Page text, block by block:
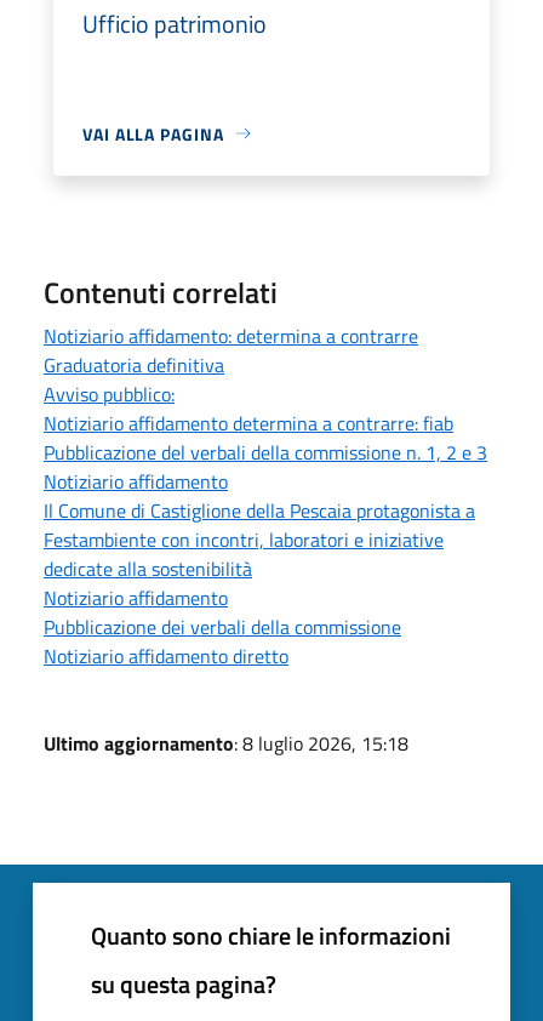
Ufficio patrimonio
VAI ALLA PAGINA
Contenuti correlati
Notiziario affidamento: determina a contrarre
Graduatoria definitiva
Avviso pubblico:
Notiziario affidamento determina a contrarre: fiab
Pubblicazione del verbali della commissione n. 1, 2 e 3
Notiziario affidamento
Il Comune di Castiglione della Pescaia protagonista a
Festambiente con incontri, laboratori e iniziative
dedicate alla sostenibilità
Notiziario affidamento
Pubblicazione dei verbali della commissione
Notiziario affidamento diretto
Ultimo aggiornamento: 8 luglio 2026, 15:18
Quanto sono chiare le informazioni
su questa pagina?